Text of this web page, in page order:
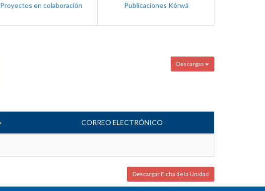
Proyectos en colaboración Publicaciones Kérwá
Descargas
CORREO ELECTRÓNICO
Descargar Ficha de la Unidad